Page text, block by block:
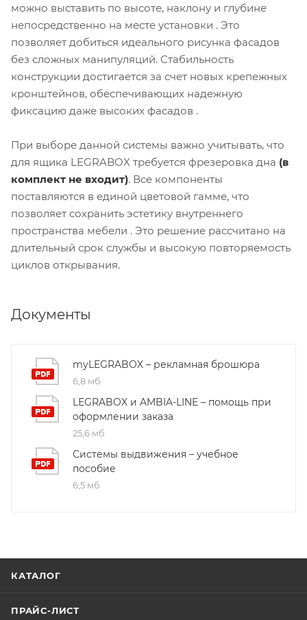
можно выставить по высоте, наклону и глубине
непосредственно на месте установки . Это
позволяет добиться идеального рисунка фасадов
без сложных манипуляций. Стабильность
конструкции достигается за счет новых крепежных
кронштейнов, обеспечивающих надежную
фиксацию даже высоких фасадов .
При выборе данной системы важно учитывать, что
для ящика LEGRABOX требуется фрезеровка дна (в
комплект не входит). Все компоненты
поставляются в единой цветовой гамме, что
позволяет сохранить эстетику внутреннего
пространства мебели . Это решение рассчитано на
длительный срок службы и высокую повторяемость
циклов открывания.
Документы
myLEGRABOX – рекламная брошюра
6,8 мб
LEGRABOX и AMBIA-LINE – помощь при
оформлении заказа
25,6 мб
Системы выдвижения – учебное
пособие
6,5 мб
КАТАЛОГ
ПРАЙС-ЛИСТ